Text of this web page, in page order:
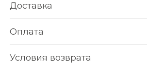
Доставка
Оплата
Условия возврата